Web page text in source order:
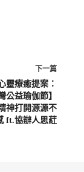
下一篇
靈療癒提案：
公益瑜伽節】
神打開源源不
ft.協辦人思葒